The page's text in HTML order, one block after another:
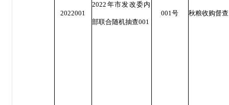
2022001
2022年市发改委内
部联合随机抽查001
001号 秋粮收购督查